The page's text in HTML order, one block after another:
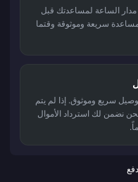
مدار الساعة لمساعدتك قبل
سريعة وموثوقة وقتما
سريع وموثوق. إذا لم يتم
نضمن لك استرداد الأموال